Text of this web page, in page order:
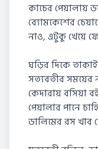
কাচের পেয়ালায়
ব্যোমকেশের
নাও, এটুকু খেয়ে
ঘড়ির দিকে
সত্যবতীর
কেদারায় বসিয়া
পেয়ালার পানে
ডালিমের রস খাব